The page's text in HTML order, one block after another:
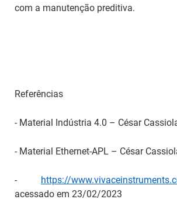
com a manutenção preditiva.
Referências
- Material Indústria 4.0 – César
- Material Ethernet-APL – César
- https://
acessado em 23/02/2023